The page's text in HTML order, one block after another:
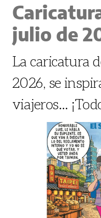
julio de
La caricatura
2026, se
viajeros...